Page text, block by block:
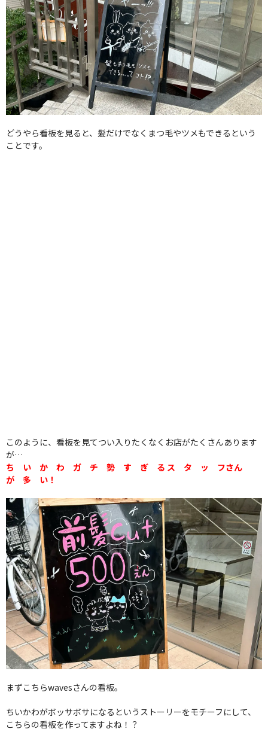
どうやら看板を見ると、髪だけでなくまつ毛やツメもできるという
ことです。
このように、看板を見てつい入りたくなくお店がたくさんあります
が…
ち い か わ ガ チ 勢 す ぎ る ス タ ッ フさん
が 多 い！
まずこちらwavesさんの看板。
ちいかわがボッサボサになるというストーリーをモチーフにして、
こちらの看板を作ってますよね！？